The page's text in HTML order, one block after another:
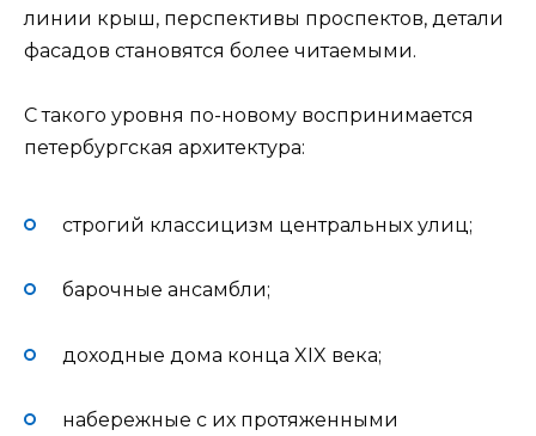
линии крыш, перспективы проспектов, детали
фасадов становятся более читаемыми.
С такого уровня по-новому воспринимается
петербургская архитектура:
строгий классицизм центральных улиц;
барочные ансамбли;
доходные дома конца XIX века;
набережные с их протяженными